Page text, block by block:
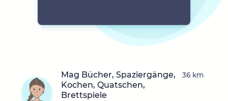
Mag Bücher, Spaziergänge,
Kochen, Quatschen,
Brettspiele
36 km